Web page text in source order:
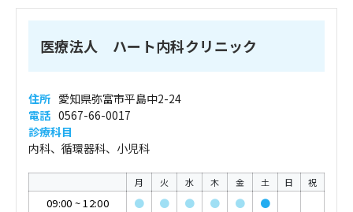
医療法人 ハート内科クリニック
住所 愛知県弥富市平島中2-24
電話 0567-66-0017
診療科目
内科、循環器科、小児科
月 火 水 木 金 土 日 祝
09:00 ~12:00 ● ● ● ● ●
●